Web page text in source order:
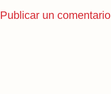
Publicar un comentario